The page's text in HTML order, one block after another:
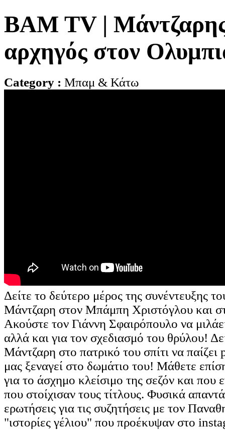
BAM TV |
αρχηγός στον
Category : Μπαμ & Κάτω
Δείτε το δεύτερο μέρος της συνέντευξης
Μάντζαρη στον Μπάμπη Χριστόγλου και
Ακούστε τον Γιάννη Σφαιρόπουλο να
αλλά και για τον σχεδιασμό του θρύλου!
Μάντζαρη στο πατρικό του σπίτι να
μας ξεναγεί στο δωμάτιο του! Μάθετε
για το άσχημο κλείσιμο της σεζόν και που
που στοίχισαν τους τίτλους. Φυσικά
ερωτήσεις για τις συζητήσεις με τον
"ιστορίες γέλιου" που προέκυψαν στο